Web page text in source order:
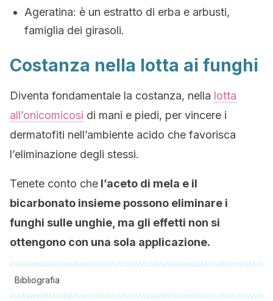
Ageratina: è un estratto di erba e arbusti,
famiglia dei girasoli.
Costanza nella lotta ai funghi
Diventa fondamentale la costanza, nella lotta
all’onicomicosi di mani e piedi, per vincere i
dermatofiti nell’ambiente acido che favorisca
l’eliminazione degli stessi.
Tenete conto che l’aceto di mela e il
bicarbonato insieme possono eliminare i
funghi sulle unghie, ma gli effetti non si
ottengono con una sola applicazione.
Bibliografia
Tutte le fonti citate sono state esaminate a fondo dal nostro